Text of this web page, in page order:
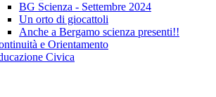
BG Scienza - Settembre 2024
Un orto di giocattoli
Anche a Bergamo scienza presenti!!
e Orientamento
Civica